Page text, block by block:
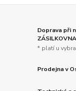
Doprava při
* platí u
Prodejna v